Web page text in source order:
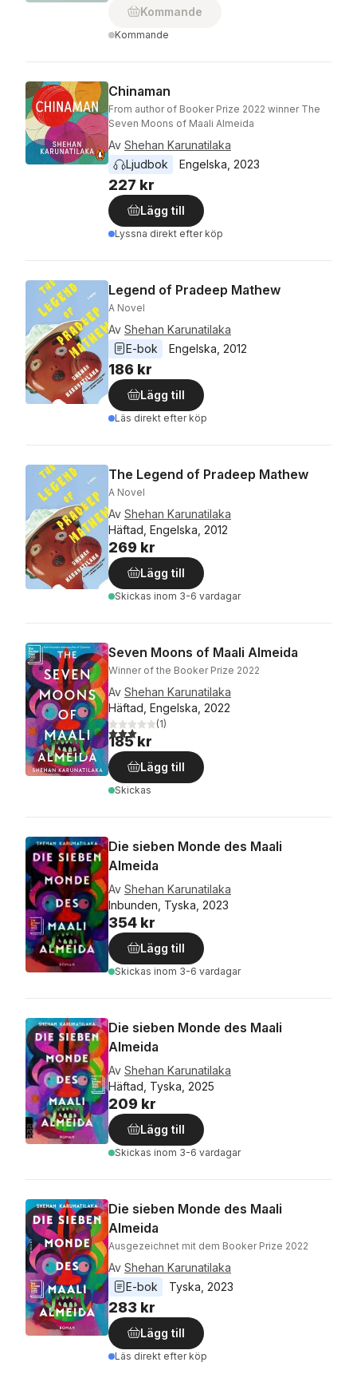
Kommande
Kommande
Chinaman
From author of Booker Prize 2022 winner The
Seven Moons of Maali Almeida
Av Shehan Karunatilaka
Ljudbok
Engelska 2023
227 kr
Lägg till
Lyssna direkt efter köp
Legend of Pradeep Mathew
A Novel
Av Shehan Karunatilaka
E-bok
Engelska 2012
186 kr
Lägg till
Läs direkt efter köp
The Legend of Pradeep Mathew
A Novel
Av Shehan Karunatilaka
Häftad, Engelska, 2012
269 kr
Lägg till
Skickas inom 3-6 vardagar
Seven Moons of Maali Almeida
Winner of the Booker Prize 2022
Av Shehan Karunatilaka
Häftad, Engelska, 2022
3,0utav 5 stjärnor. Totalt antal röster:
(1)
185 kr
Lägg till
Skickas
Die sieben Monde des Maali
Almeida
Av Shehan Karunatilaka
Inbunden, Tyska, 2023
354 kr
Lägg till
Skickas inom 3-6 vardagar
Die sieben Monde des Maali
Almeida
Av Shehan Karunatilaka
Häftad, Tyska, 2025
209 kr
Lägg till
Skickas inom 3-6 vardagar
Die sieben Monde des Maali
Almeida
Ausgezeichnet mit dem Booker Prize 2022
Av Shehan Karunatilaka
E-bok
Tyska 2023
283 kr
Lägg till
Läs direkt efter köp